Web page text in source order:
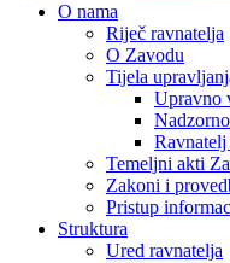
O nama
Riječ ravnatelja
O Zavodu
Tijela
Upravno
Temeljni akti
Zakoni i
Pristup
Struktura
Ured ravnatelja